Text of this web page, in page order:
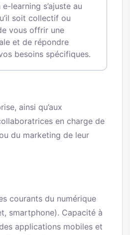
learning s’ajuste au
soit collectif ou
vous offrir une
et de répondre
besoins spécifiques.
ainsi qu’aux
en charge de
du marketing de leur
courants du numérique
smartphone). Capacité à
applications mobiles et